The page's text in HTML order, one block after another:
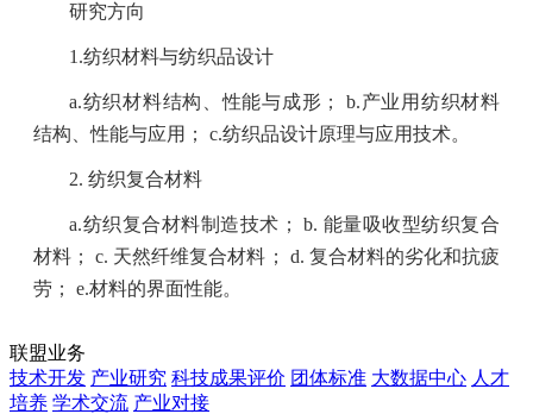
研究方向
1.纺织材料与纺织品设计
a.纺织材料结构、性能与成形； b.产业用纺织材料
结构、性能与应用； c.纺织品设计原理与应用技术。
2. 纺织复合材料
a.纺织复合材料制造技术； b. 能量吸收型纺织复合
材料； c. 天然纤维复合材料； d. 复合材料的劣化和抗疲
劳； e.材料的界面性能。
联盟业务
技术开发 产业研究 科技成果评价 团体标准 大数据中心 人才
培养 学术交流 产业对接